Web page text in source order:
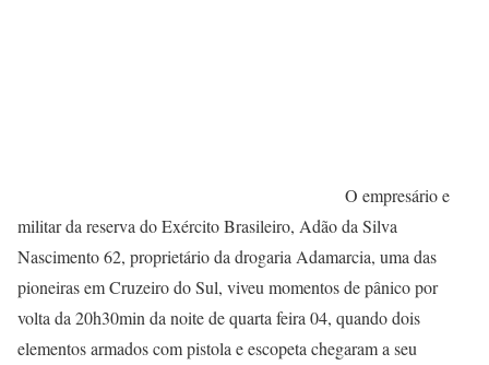
O empresário e
militar da reserva do Exército Brasileiro, Adão da Silva
Nascimento 62, proprietário da drogaria Adamarcia, uma das
pioneiras em Cruzeiro do Sul, viveu momentos de pânico por
volta da 20h30min da noite de quarta feira 04, quando dois
elementos armados com pistola e escopeta chegaram a seu